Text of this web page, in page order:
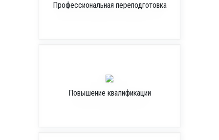
Профессиональная переподготовка
Повышение квалификации